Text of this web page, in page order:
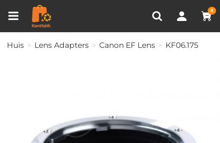
0
RECENT BEKEKEN
Huis Lens Adapters Canon EF Lens KF06.175